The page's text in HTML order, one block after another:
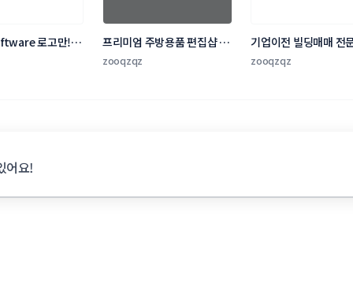
로고만! 디
프리미엄 주방용품 편집샵
kandt 텍스트로고 디자인
zooqzqz
기업이전 빌딩매매 전
산 로고의뢰합니다.
zooqzqz
어요!